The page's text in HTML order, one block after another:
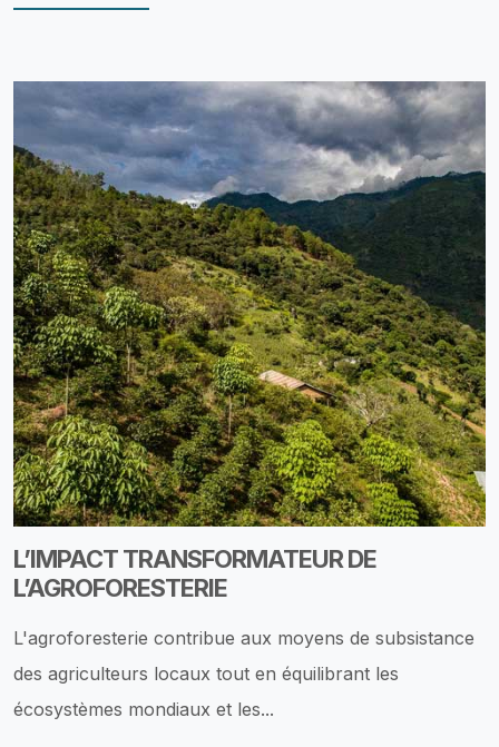
L’IMPACT TRANSFORMATEUR DE
L’AGROFORESTERIE
L'agroforesterie contribue aux moyens de subsistance
des agriculteurs locaux tout en équilibrant les
écosystèmes mondiaux et les...